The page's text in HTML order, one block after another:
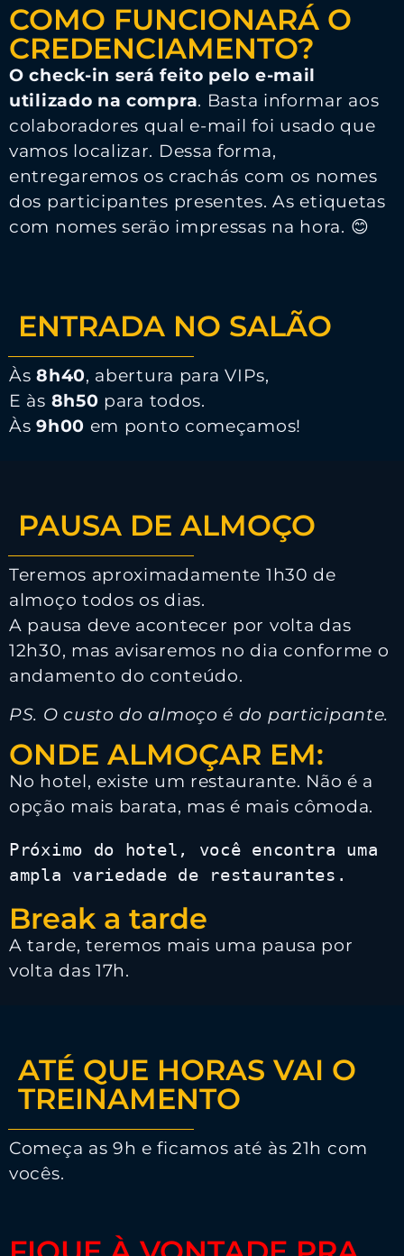
COMO FUNCIONARÁ O
CREDENCIAMENTO?
O check-in será feito pelo e-mail
utilizado na compra. Basta informar aos
colaboradores qual e-mail foi usado que
vamos localizar. Dessa forma,
entregaremos os crachás com os nomes
dos participantes presentes. As etiquetas
com nomes serão impressas na hora. 😊
ENTRADA NO SALÃO
Às8h40, abertura para VIPs,
E às 8h50 para todos.
Às9h00 em ponto começamos!
PAUSA DE ALMOÇO
Teremos aproximadamente 1h30 de
almoço todos os dias.
A pausa deve acontecer por volta das
12h30, mas avisaremos no dia conforme o
andamento do conteúdo.
PS. O custo do almoço é do participante.
ONDE ALMOÇAR EM:
No hotel, existe um restaurante. Não é a
opção mais barata, mas é mais cômoda.
Próximo do hotel, você encontra uma
ampla variedade de restaurantes.
Break a tarde
A tarde, teremos mais uma pausa por
volta das 17h.
ATÉ QUE HORAS VAI O
TREINAMENTO
Começa as 9h e ficamos até às 21h com
vocês.